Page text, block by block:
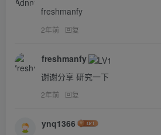
freshmanfy
2年前 回复
freshmanfy
谢谢分享 研究一下
2年前 回复
ynq1366